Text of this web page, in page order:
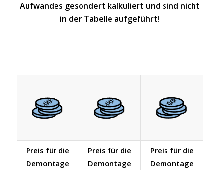
Aufwandes gesondert kalkuliert und sind nicht
in der Tabelle aufgeführt!
Preis für die
Demontage
Preis für die
Demontage
Preis für die
Demontage